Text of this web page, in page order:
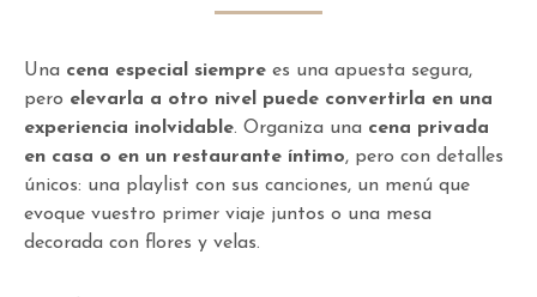
Una cena especial siempre es una apuesta segura,
pero elevarla a otro nivel puede convertirla en una
experiencia inolvidable. Organiza una cena privada
en casa o en un restaurante íntimo, pero con detalles
únicos: una playlist con sus canciones, un menú que
evoque vuestro primer viaje juntos o una mesa
decorada con flores y velas.